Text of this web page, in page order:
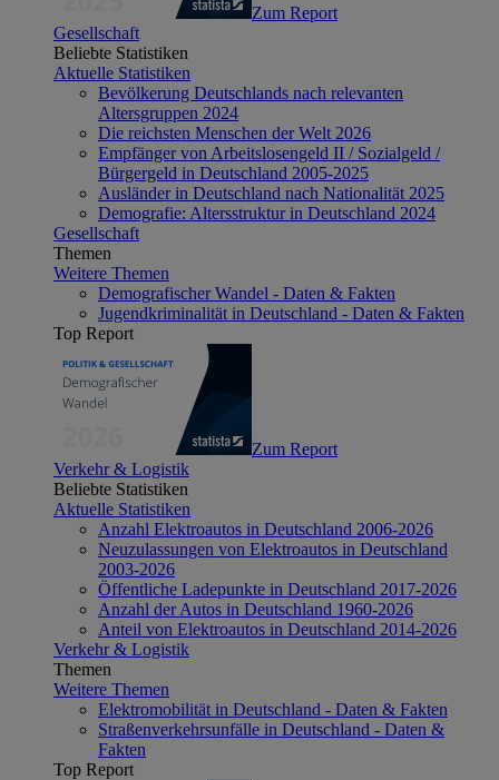
Zum Report
Gesellschaft
Beliebte Statistiken
Aktuelle Statistiken
Bevölkerung Deutschlands nach relevanten
Altersgruppen 2024
Die reichsten Menschen der Welt 2026
Empfänger von Arbeitslosengeld II / Sozialgeld /
Bürgergeld in Deutschland 2005-2025
Ausländer in Deutschland nach Nationalität 2025
Demografie: Altersstruktur in Deutschland 2024
Gesellschaft
Themen
Weitere Themen
Demografischer Wandel - Daten & Fakten
Jugendkriminalität in Deutschland - Daten & Fakten
Top Report
Zum Report
Verkehr & Logistik
Beliebte Statistiken
Aktuelle Statistiken
Anzahl Elektroautos in Deutschland 2006-2026
Neuzulassungen von Elektroautos in Deutschland
2003-2026
Öffentliche Ladepunkte in Deutschland 2017-2026
Anzahl der Autos in Deutschland 1960-2026
Anteil von Elektroautos in Deutschland 2014-2026
Verkehr & Logistik
Themen
Weitere Themen
Elektromobilität in Deutschland - Daten & Fakten
Straßenverkehrsunfälle in Deutschland - Daten &
Fakten
Top Report